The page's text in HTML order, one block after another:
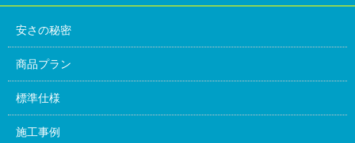
安さの秘密
商品プラン
標準仕様
施工事例